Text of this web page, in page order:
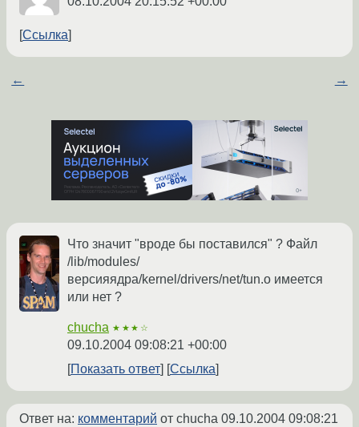
Ссылка
← →
Что значит "вроде бы поставился" ? Файл
/lib/modules/
версияядра/kernel/drivers/net/tun.o имеется
или нет ?
chucha ★★★☆
09.10.2004 09:08:21 +00:00
Показать ответ
Ссылка
Ответ на: комментарий от chucha 09.10.2004 09:08:21